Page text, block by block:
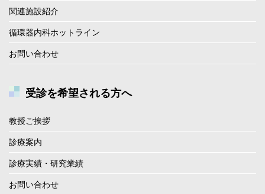
関連施設紹介
循環器内科ホットライン
お問い合わせ
受診を希望される方へ
教授ご挨拶
診療案内
診療実績・研究業績
お問い合わせ